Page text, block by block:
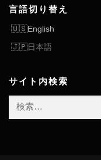
言語切り替え
English
日本語
サイト内検索